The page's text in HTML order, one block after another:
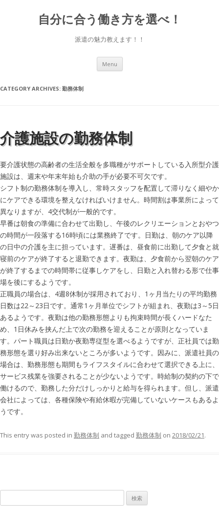
自分に合う働き方を選べ！
派遣の魅力教えます！！
Menu Skip to content
CATEGORY ARCHIVES: 勤務体制
介護施設の勤務体制
要介護状態の高齢者の生活全般を多職種がサポートしている入所型介護
施設は、週末や年末年始も介助の手が必要不可欠です。
シフト制の勤務体制を導入し、常時スタッフを配置して滞りなく細やか
にケアできる環境を整えなければいけません。時間割は事業所によって
異なりますが、4交代制が一般的です。
早番は朝食の準備に合わせて出勤し、午後のレクリエーションとおやつ
の時間が一段落する16時頃には業務終了です。日勤は、朝のケア以降
の日中の介護を主に担っています。遅番は、昼食前に出勤して夕食と就
寝前のケアが終了すると退勤できます。夜勤は、夕食前から翌朝のケア
が終了するまでの時間帯に従事しケアをし、日勤と入れ替わる形で仕事
場を後にするようです。
正職員の場合は、4週8休制が採用されており、1ヶ月当たりの平均勤務
日数は22～23日です。通常1ヶ月単位でシフトが組まれ、夜勤は3～5日
あるようです。夜勤は他の勤務形態よりも拘束時間が長くハードなた
め、1日休みを挟んだ上で次の勤務を迎えることが原則となっていま
す。パート職員は日勤か夜勤専従型を選べるようですが、正社員では勤
務形態を選り好み出来ないところが多いようです。因みに、派遣社員の
場合は、勤務形態も期間もライフスタイルに合わせて選択できる上に、
サービス残業を強要されることが少ないようです。時給制の契約の下で
働けるので、勤務した分だけしっかりと給与を得られます。但し、派遣
会社によっては、各種保険や有給休暇が完備していないケースもあるよ
うです。
This entry was posted in 勤務体制 and tagged 勤務体制 on 2018/02/21.
索: